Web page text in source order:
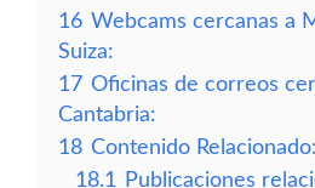
16 Webcams cercanas a
Suiza:
17 Oficinas de correos
Cantabria:
18 Contenido Relacionado:
18.1
Publicaciones